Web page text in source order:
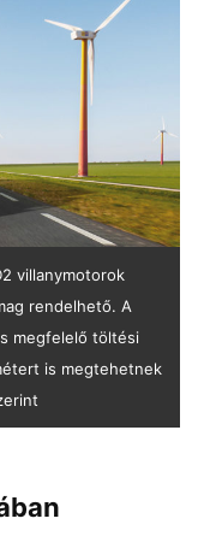
villanymotorok
rendelhető. A
megfelelő töltési
is megtehetnek